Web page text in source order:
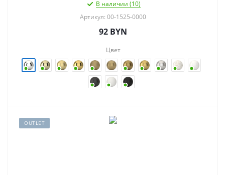
В наличии (10)
Артикул: 00-1525-0000
92 BYN
Цвет
OUTLET